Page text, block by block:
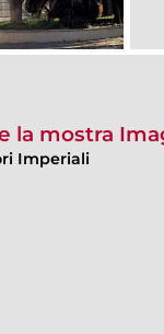
la mostra
Imperiali